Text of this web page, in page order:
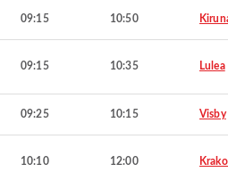
09:15 10:50
09:15 10:35 Lulea
09:25 10:15 Visby
10:10 12:00